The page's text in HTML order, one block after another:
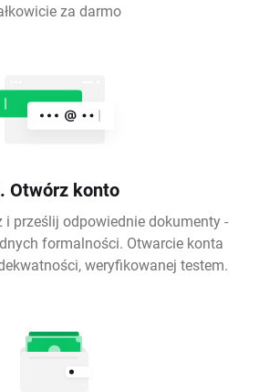
za darmo
Otwórz konto
i prześlij odpowiednie dokumenty -
formalności. Otwarcie konta
weryfikowanej testem.